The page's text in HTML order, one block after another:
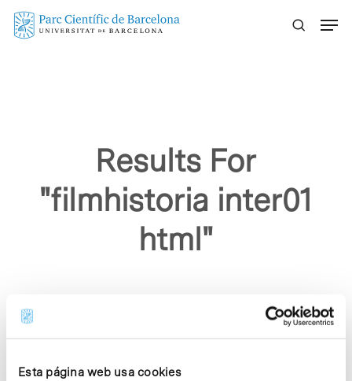
Esta página web usa cookies
Skip
Results For
"filmhistoria inter01
html"
Sorry, no results were found.